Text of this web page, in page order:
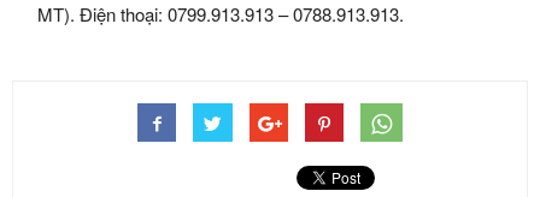
MT). Điện thoại: 0799.913.913 – 0788.913.913.